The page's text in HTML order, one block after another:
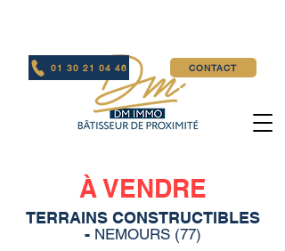
01 30 21 04 46 CONTACT
À VENDRE
TERRAINS CONSTRUCTIBLES
- NEMOURS (77)